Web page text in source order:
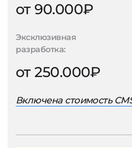
от 90.000₽
Эксклюзивная
разработка:
от 250.000₽
Включена стоимость